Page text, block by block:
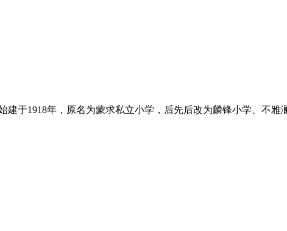
1918年，原名为蒙求私立小学，后先后改为麟锋小学、不雅